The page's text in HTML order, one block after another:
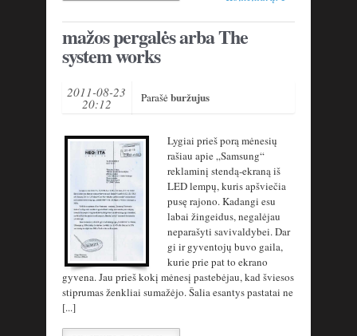
mažos pergalės arba The
system works
2011-08-23
20:12 Parašėburžujus
Lygiai prieš porą mėnesių
rašiau apie „Samsung“
reklaminį stendą-ekraną iš
LED lempų, kuris apšviečia
pusę rajono. Kadangi esu
labai žingeidus, negalėjau
neparašyti savivaldybei. Dar
gi ir gyventojų buvo gaila,
kurie prie pat to ekrano
gyvena. Jau prieš kokį mėnesį pastebėjau, kad šviesos
stiprumas ženkliai sumažėjo. Šalia esantys pastatai ne
[...]